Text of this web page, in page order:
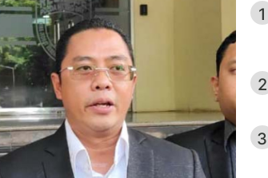
1
2
3